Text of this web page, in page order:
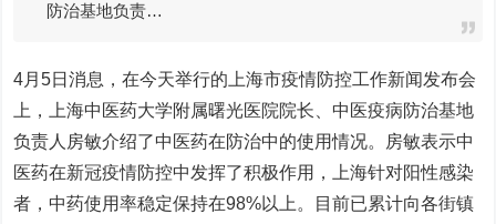
防治基地负责…
4月5日消息，在今天举行的上海市疫情防控工作新闻发布会
上，上海中医药大学附属曙光医院院长、中医疫病防治基地
负责人房敏介绍了中医药在防治中的使用情况。房敏表示中
医药在新冠疫情防控中发挥了积极作用，上海针对阳性感染
者，中药使用率稳定保持在98%以上。目前已累计向各街镇